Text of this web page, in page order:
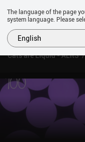
Cats are Liquid - ALitS
The language of the page
system language. Please
English